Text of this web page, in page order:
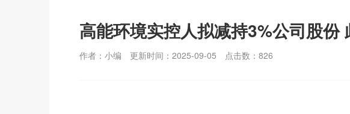
高能环境实控人拟减持3%公司股份
作者：小编 更新时间：2025-09-05 点击数： 826